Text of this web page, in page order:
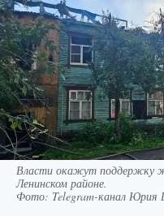
Власти окажут поддержку
Ленинском районе.
Фото: Telegram-канал Юрия